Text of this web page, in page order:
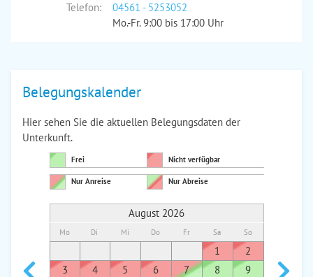
Telefon:
04561 - 5253052
Mo.-Fr. 9:00 bis 17:00 Uhr
Belegungskalender
Hier sehen Sie die aktuellen Belegungsdaten der
Unterkunft.
Frei Nicht verfügbar
Nur Anreise Nur Abreise
August 2026
Mo Di Mi Do Fr Sa So
1
2
3
4 5 6 7 8
9
7